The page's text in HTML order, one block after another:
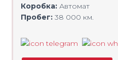
Коробка: Автомат
Пробег: 38 000 км.